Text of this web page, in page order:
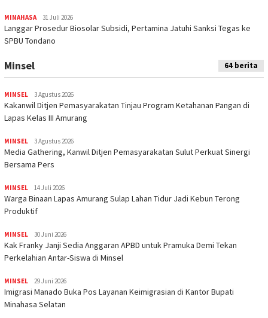
MINAHASA 31 Juli 2026
Langgar Prosedur Biosolar Subsidi, Pertamina Jatuhi Sanksi Tegas ke
SPBU Tondano
Minsel 64 berita
MINSEL 3 Agustus 2026
Kakanwil Ditjen Pemasyarakatan Tinjau Program Ketahanan Pangan di
Lapas Kelas III Amurang
MINSEL 3 Agustus 2026
Media Gathering, Kanwil Ditjen Pemasyarakatan Sulut Perkuat Sinergi
Bersama Pers
MINSEL 14 Juli 2026
Warga Binaan Lapas Amurang Sulap Lahan Tidur Jadi Kebun Terong
Produktif
MINSEL 30 Juni 2026
Kak Franky Janji Sedia Anggaran APBD untuk Pramuka Demi Tekan
Perkelahian Antar-Siswa di Minsel
MINSEL 29 Juni 2026
Imigrasi Manado Buka Pos Layanan Keimigrasian di Kantor Bupati
Minahasa Selatan